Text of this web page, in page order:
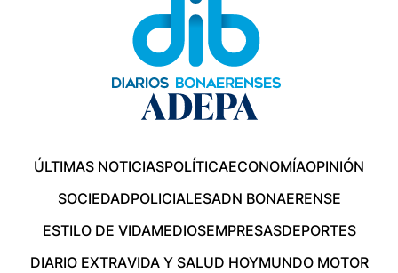
ÚLTIMAS NOTICIASPOLÍTICAECONOMÍAOPINIÓN
SOCIEDADPOLICIALESADN BONAERENSE
ESTILO DE VIDAMEDIOSEMPRESASDEPORTES
DIARIO EXTRAVIDA Y SALUD HOYMUNDO MOTOR